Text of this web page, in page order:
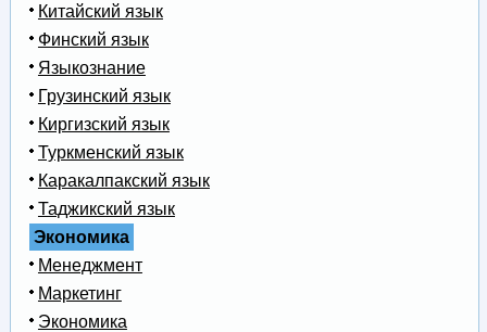
Китайский язык
Финский язык
Языкознание
Грузинский язык
Киргизский язык
Туркменский язык
Каракалпакский язык
Таджикский язык
Экономика
Менеджмент
Маркетинг
Экономика